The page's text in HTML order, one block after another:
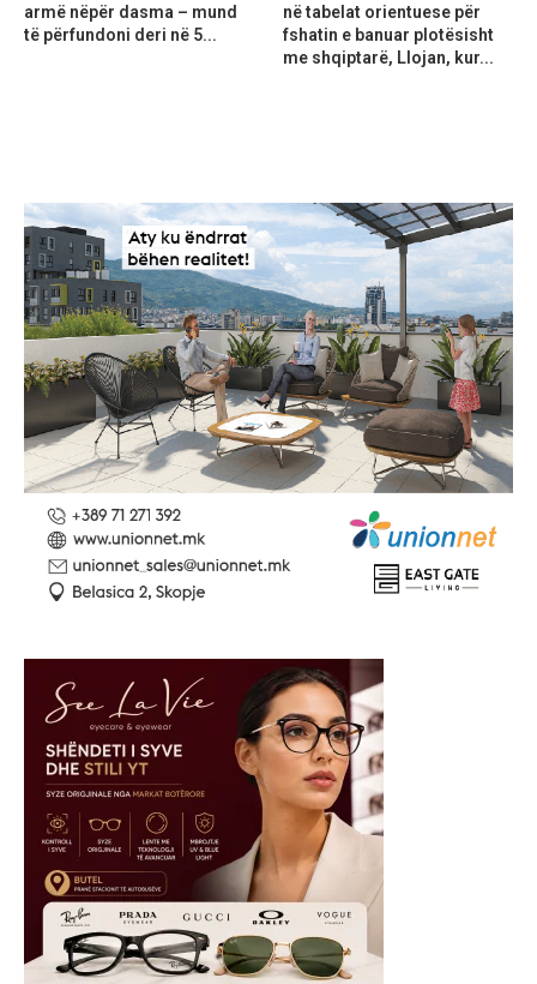
armë nëpër dasma – mund
të përfundoni deri në 5...
në tabelat orientuese për
fshatin e banuar plotësisht
me shqiptarë, Llojan, kur...